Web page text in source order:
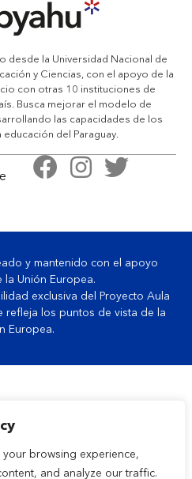
browsing experience,
and analyze our traffic.
desde la Universidad Nacional de
y Ciencias, con el apoyo de la
con otras 10 instituciones de
Busca mejorar el modelo de
las capacidades de los
del Paraguay.
y mantenido con el apoyo
la Unión Europea.
exclusiva del Proyecto Aula
refleja los puntos de vista de la
Europea.